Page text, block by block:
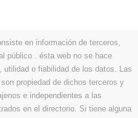
en información de terceros,
público . ésta web no se hace
o fiabilidad de los datos. Las
propiedad de dichos terceros y
e independientes a las
en el directorio. Si tiene alguna